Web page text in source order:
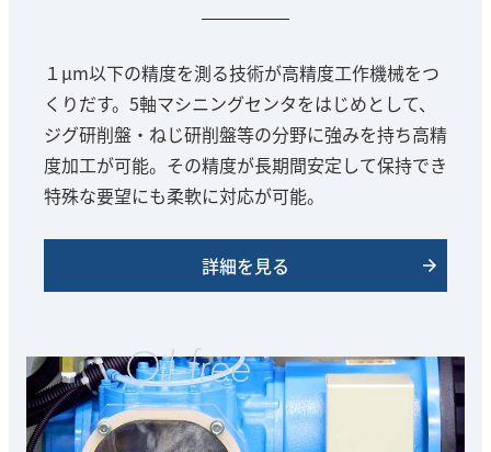
１μm以下の精度を測る技術が高精度工作機械をつ
くりだす。5軸マシニングセンタをはじめとして、
ジグ研削盤・ねじ研削盤等の分野に強みを持ち高精
度加工が可能。その精度が長期間安定して保持でき
特殊な要望にも柔軟に対応が可能。
詳細を見る